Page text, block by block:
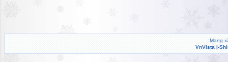
Mạng
VnVista I-